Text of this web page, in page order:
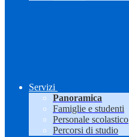
Servizi
Panoramica
Famiglie e studenti
Personale scolastico
Percorsi di studio